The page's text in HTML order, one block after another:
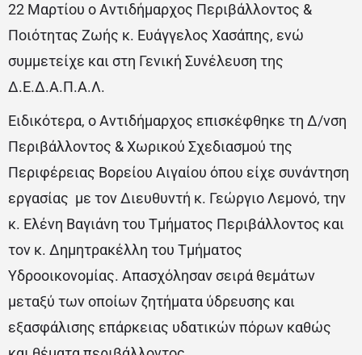
22 Μαρτίου ο Αντιδήμαρχος Περιβάλλοντος &
Ποιότητας Ζωής κ. Ευάγγελος Χασάπης, ενώ
συμμετείχε και στη Γενική Συνέλευση της
Δ.Ε.Δ.Α.Π.Α.Λ.
Ειδικότερα, ο Αντιδήμαρχος επισκέφθηκε τη Δ/νση
Περιβάλλοντος & Χωρικού Σχεδιασμού της
Περιφέρειας Βορείου Αιγαίου όπου είχε συνάντηση
εργασίας με τον Διευθυντή κ. Γεώργιο Λεμονό, την
κ. Ελένη Βαγιάνη του Τμήματος Περιβάλλοντος και
τον κ. Δημητρακέλλη του Τμήματος
Υδροοικονομίας. Απασχόλησαν σειρά θεμάτων
μεταξύ των οποίων ζητήματα ύδρευσης και
εξασφάλισης επάρκειας υδατικών πόρων καθώς